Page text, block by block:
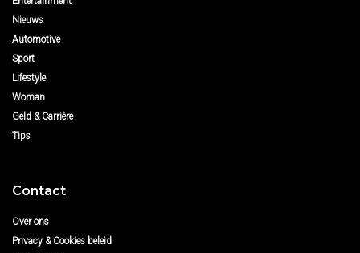
Nieuws
Automotive
Sport
Lifestyle
Woman
Geld & Carrière
Tips
Contact
Over ons
Privacy & Cookies beleid